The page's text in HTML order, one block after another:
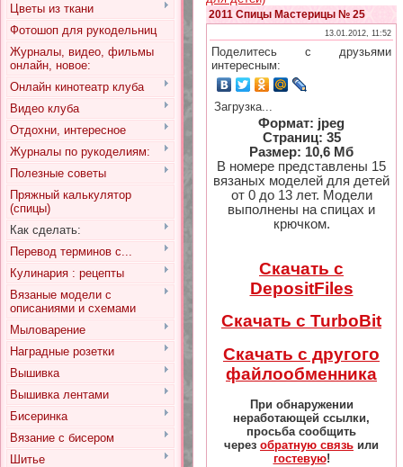
Цветы из ткани
Фотошоп для рукодельниц
Журналы, видео, фильмы
онлайн, новое:
Онлайн кинотеатр клуба
Видео клуба
Отдохни, интересное
Журналы по рукоделиям:
Полезные советы
Пряжный калькулятор
(спицы)
Как сделать:
Перевод терминов с...
Кулинария : рецепты
Вязаные модели с
описаниями и схемами
Мыловарение
Наградные розетки
Вышивка
Вышивка лентами
Бисеринка
Вязание с бисером
Шитье
2011 Спицы Мастерицы № 25
13.01.2012, 11:52
Поделитесь с друзьями
интересным:
Загрузка...
Формат: jpeg
Страниц: 35
Размер: 10,6 Мб
В номере представлены 15
вязаных моделей для детей
от 0 до 13 лет. Модели
выполнены на спицах и
крючком.
Скачать с
DepositFiles
Скачать с TurboBit
Скачать с другого
файлообменника
При обнаружении
неработающей ссылки,
просьба сообщить
через обратную связь или
гостевую!